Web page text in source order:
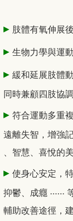
▸ 肢體有氧伸展
▸ 生物力學與運
▸ 緩和延展肢體
同時兼顧四肢協
▸ 符合運動多重
遠離失智，增強
、智慧、喜悅的
▸ 使身心安定，
抑鬱、成癮
輔助改善途徑，